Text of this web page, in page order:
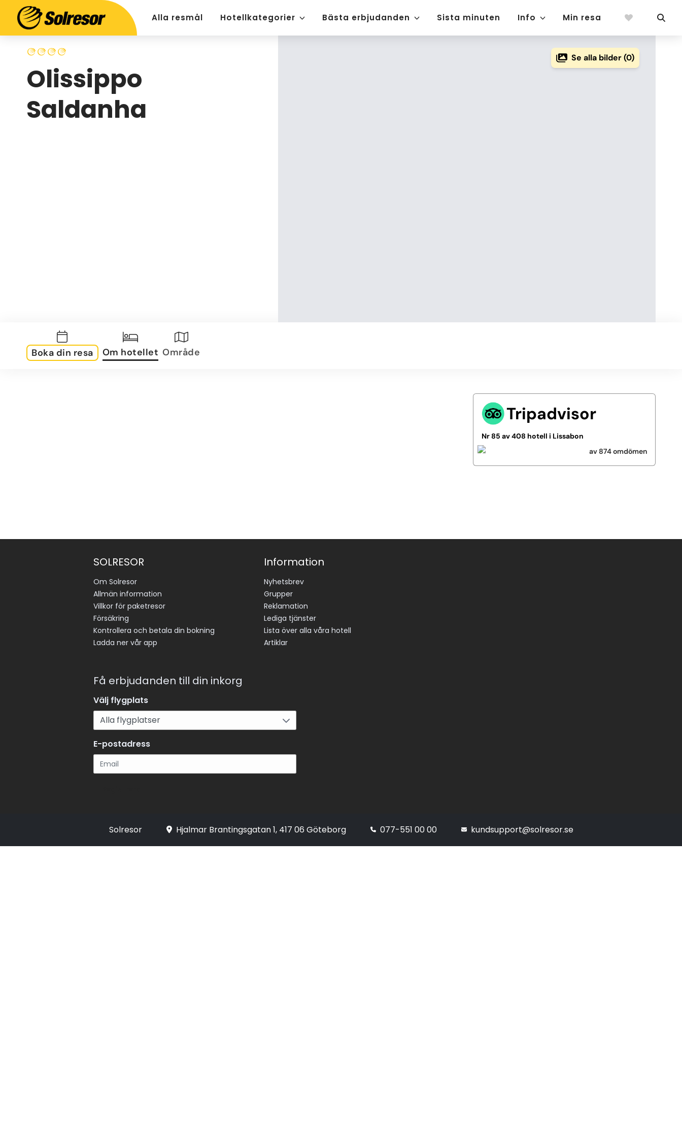
Alla resmål Hotellkategorier Bästa erbjudanden Sista minuten Info Min resa
Olissippo
Saldanha
Se alla bilder (0)
Boka din resa Om hotellet Område
Tripadvisor
Nr 85 av 408 hotell i Lissabon
av 874 omdömen
SOLRESOR
Om Solresor
Allmän information
Villkor för paketresor
Försäkring
Kontrollera och betala din bokning
Ladda ner vår app
Information
Nyhetsbrev
Grupper
Reklamation
Lediga tjänster
Lista över alla våra hotell
Artiklar
Få erbjudanden till din inkorg
Välj flygplats
E-postadress
Solresor Hjalmar Brantingsgatan 1, 417 06 Göteborg 077-551 00 00 kundsupport@solresor.se